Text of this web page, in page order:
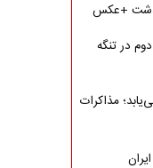
+عکس
در تنگه
مذاکرات